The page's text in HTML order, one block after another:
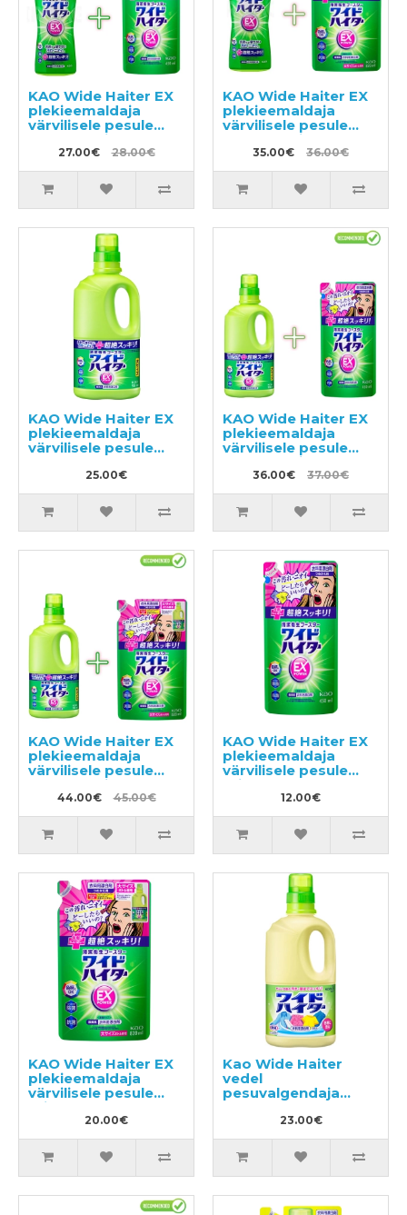
KAO Wide Haiter EX
plekieemaldaja
värvilisele pesule
560ml + täitepakend
450ml27.00€ 28.00€
KAO Wide Haiter EX
plekieemaldaja
värvilisele pesule
560ml + täitepakend
820ml35.00€ 36.00€
KAO Wide Haiter EX
plekieemaldaja
värvilisele pesule
25.00€
KAO Wide Haiter EX
plekieemaldaja
värvilisele pesule
930ml + täitepakend
450ml36.00€ 37.00€
KAO Wide Haiter EX
plekieemaldaja
värvilisele pesule
930ml + täitepakend
820ml44.00€ 45.00€
KAO Wide Haiter EX
plekieemaldaja
värvilisele pesule
täitepakend 450ml
12.00€
KAO Wide Haiter EX
plekieemaldaja
värvilisele pesule
täitepakend 820ml
20.00€
Kao Wide Haiter
vedel
pesuvalgendaja
23.00€